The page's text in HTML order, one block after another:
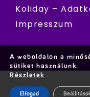
Koliday –
Impresszum
A weboldalon a
sütiket használunk.
Részletek
Elfogad